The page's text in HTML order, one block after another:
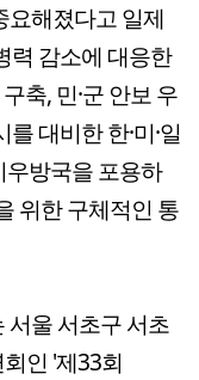
요해졌다고 일제
력 감소에 대응한
축, 민·군 안보 우
대비한 한·미·일
방국을 포용하
위한 구체적인 통
서울 서초구 서초
인 '제33회